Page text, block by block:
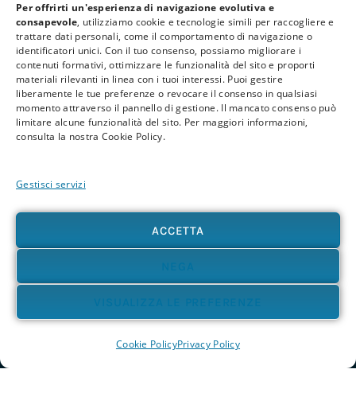
Per offrirti un'esperienza di navigazione evolutiva e
consapevole, utilizziamo cookie e tecnologie simili per raccogliere e
trattare dati personali, come il comportamento di navigazione o
identificatori unici. Con il tuo consenso, possiamo migliorare i
contenuti formativi, ottimizzare le funzionalità del sito e proporti
materiali rilevanti in linea con i tuoi interessi. Puoi gestire
liberamente le tue preferenze o revocare il consenso in qualsiasi
momento attraverso il pannello di gestione. Il mancato consenso può
limitare alcune funzionalità del sito. Per maggiori informazioni,
consulta la nostra Cookie Policy.
Gestisci servizi
ACCETTA
NEGA
VISUALIZZA LE PREFERENZE
Cookie PolicyPrivacy Policy
Lascia un commento
Deviconnettertiper pubblicare un commento.